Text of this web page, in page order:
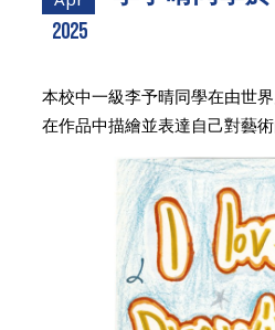
2025
本校中一級李予晴同學在由世
在作品中描繪並表達自己對藝術